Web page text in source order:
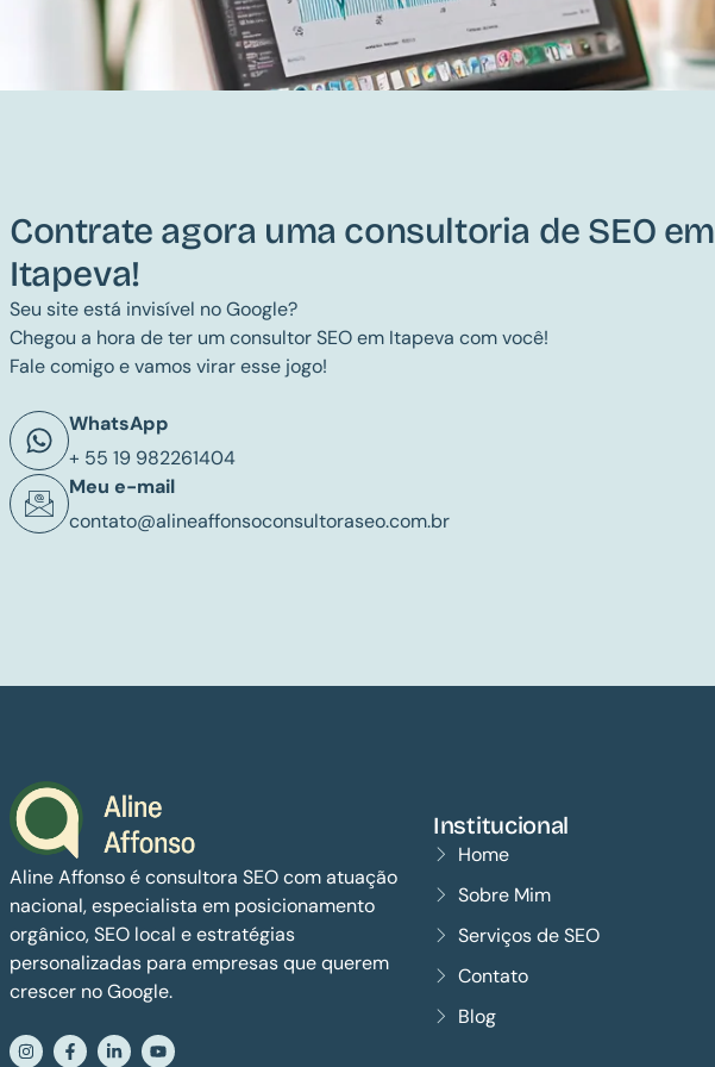
Contrate agora uma consultoria de SEO em
Itapeva!
Seu site está invisível no Google?
Chegou a hora de ter um consultor SEO em Itapeva com você!
Fale comigo e vamos virar esse jogo!
WhatsApp
+ 55 19 982261404
Meu e-mail
contato@alineaffonsoconsultoraseo.com.br
Aline Affonso é consultora SEO com atuação
nacional, especialista em posicionamento
orgânico, SEO local e estratégias
personalizadas para empresas que querem
crescer no Google.
Institucional
Home
Sobre Mim
Serviços de SEO
Contato
Blog